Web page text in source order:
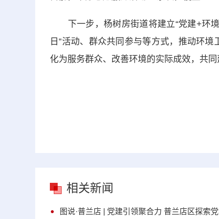
下一步，杨树房街道将建立“党建+环境
日”活动、群众共同参与等方式，推动环境
化为服务群众、改善环境的实际成效，共
相关新闻
图说·普兰店 | 党建引领聚合力 普兰店区探索